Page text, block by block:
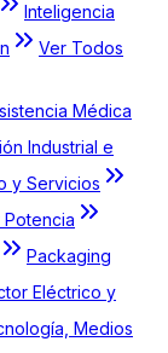
Inteligencia
Ver Todos
Médica
Industrial e
y Servicios
Potencia
Packaging
Eléctrico y
Medios